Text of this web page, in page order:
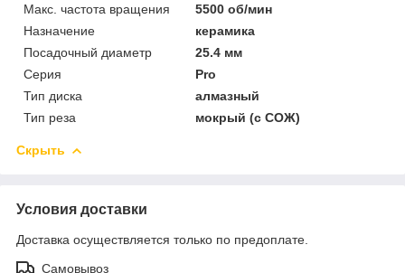
Макс. частота вращения
5500 об/мин
Назначение
керамика
Посадочный диаметр
25.4 мм
Серия
Pro
Тип диска
алмазный
Тип реза
мокрый (с СОЖ)
Скрыть
Условия доставки
Доставка осуществляется только по предоплате.
Самовывоз